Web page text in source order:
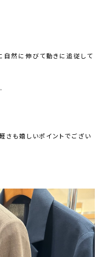
自然に伸びて動きに追従して
さも嬉しいポイントでござい